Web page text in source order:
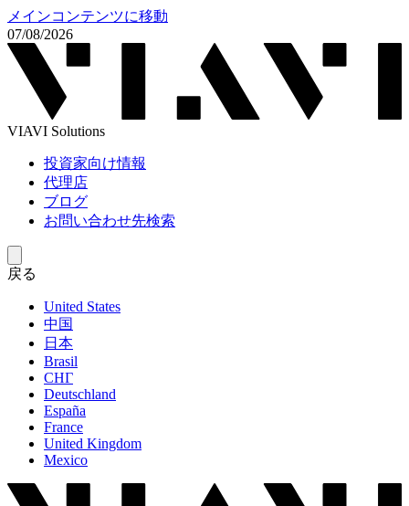
メインコンテンツに移動
07/08/2026
VIAVI Solutions
投資家向け情報
代理店
ブログ
お問い合わせ先検索
戻る
United States
中国
日本
Brasil
СНГ
Deutschland
España
France
United Kingdom
Mexico